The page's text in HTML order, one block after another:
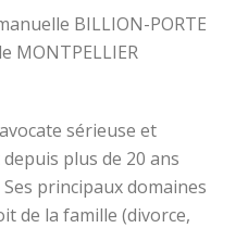
BILLION-PORTE
MONTPELLIER
sérieuse et
plus de 20 ans
principaux domaines
de la famille (divorce,